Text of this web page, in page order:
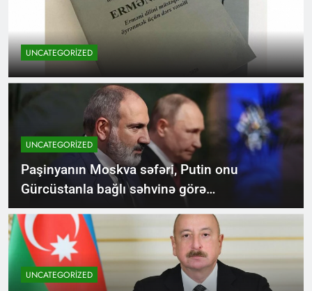
UNCATEGORIZED
UNCATEGORIZED
Paşinyanın Moskva səfəri, Putin onu
Gürcüstanla bağlı səhvinə görə
cəzalandıracaqmı?
UNCATEGORIZED